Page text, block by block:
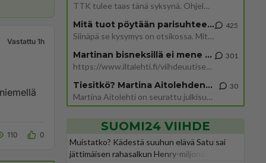
Vastattu 1h
110 0
TTK tulee taas tänä syksynä. Ohjelman uudet tähtioppilaat julkistetaan torstaina 6. elokuuta klo 14 alkavassa lehdistö
Mitä tuot pöytään parisuhteessa?
Siinäpä se kysymys on otsikossa. Mitäpä siis tuot/toisit pöytään parisuhteessa? Oletko mies vai nainen? Koetko sen mitä
425
Martinan bisneksillä ei mene hyvin
https://www.iltalehti.fi/viihdeuutiset/a/c46da6ab-340f-4790-aaa7-0865eed2336 Yrityksen konkurssihakemus on tullut kärä
301
Tiesitkö? Martina Aitolehden isäpuoli on tämä suosittu laulaja
Martina Aitolehti on seurattu julkisuuden henkilö. Lähipiiriin mahtuu muitakin tunnettuja henkilöitä. Tiesitkö, että Ma
30
SUOMI24 VIIHDE
Muistatko? Kädestä suuhun elävä Satu sai
jättimäisen rahasalkun Henry-miljonääriltä